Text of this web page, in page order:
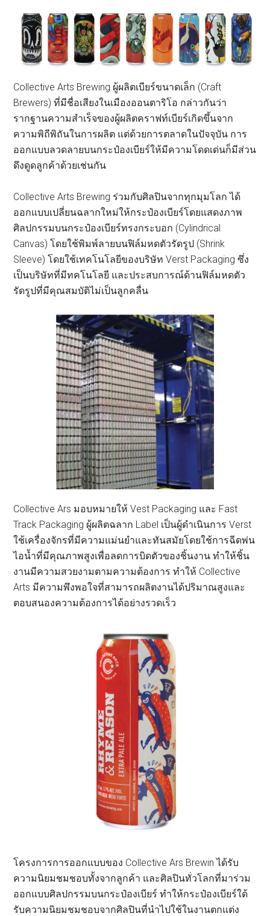
Collective Arts Brewing ผู้ผลิตเบียร์ขนาดเล็ก (Craft
Brewers) ที่มีชื่อเสียงในเมืองออนตาริโอ กล่าวกันว่า
รากฐานความสำเร็จของผู้ผลิตคราฟท์เบียร์เกิดขึ้นจาก
ความพิถีพิถันในการผลิต แต่ด้วยการตลาดในปัจจุบัน การ
ออกแบบลวดลายบนกระป๋องเบียร์ให้มีความโดดเด่นก็มีส่วน
ดึงดูดลูกค้าด้วยเช่นกัน
Collective Arts Brewing ร่วมกับศิลปินจากทุกมุมโลก ได้
ออกแบบเปลี่ยนฉลากใหม่ให้กระป๋องเบียร์โดยแสดงภาพ
ศิลปกรรมบนกระป๋องเบียร์ทรงกระบอก (Cylindrical
Canvas) โดยใช้พิมพ์ลายบนฟิล์มหดตัวรัดรูป (Shrink
Sleeve) โดยใช้เทคโนโลยีของบริษัท Verst Packaging ซึ่ง
เป็นบริษัทที่มีทคโนโลยี และประสบการณ์ด้านฟิล์มหดตัว
รัดรูปที่มีคุณสมบัติไม่เป็นลูกคลื่น
Collective Ars มอบหมายให้ Vest Packaging และ Fast
Track Packaging ผู้ผลิตฉลาก Label เป็นผู้ดำเนินการ Verst
ใช้เครื่องจักรที่มีความแม่นยำและทันสมัยโดยใช้การฉีดพ่น
ไอน้ำที่มีคุณภาพสูงเพื่อลดการบิดตัวของชิ้นงาน ทำให้ชิ้น
งานมีความสวยงามตามความต้องการ ทำให้ Collective
Arts มีความพึงพอใจที่สามารถผลิตงานได้ปริมาณสูงและ
ตอบสนองความต้องการได้อย่างรวดเร็ว
โครงการการออกแบบของ Collective Ars Brewin ได้รับ
ความนิยมชมชอบทั้งจากลูกค้า และศิลปินทั่วโลกที่มาร่วม
ออกแบบศิลปกรรมบนกระป๋องเบียร์ ทำให้กระป๋องเบียร์ใด้
รับความนิยมชมชอบจากศิลปินที่นำไปใช้ในงานตกแต่ง